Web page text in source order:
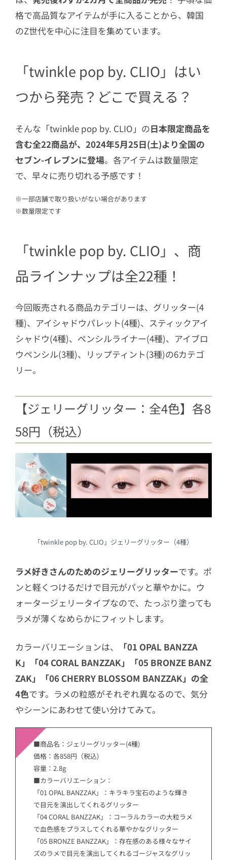
格で高品質なアイテムが手に入ることから、韓国
のZ世代を中心に注目を集めています。
「twinkle pop by. CLIO」はい
つから発売？どこで買える？
そんな「twinkle pop by. CLIO」の日本限定商品を
含む全22商品が、2024年5月25日(土)より全国の
セブン-イレブンに登場。各アイテムは数量限定
で、早々に売り切れる予感です！
※一部店舗で取り扱いがない場合があります
※数量限定です
「twinkle pop by. CLIO」、商
品ラインナップは全22種！
今回販売される商品カテゴリーは、グリッター(4
種)、アイシャドウパレット(4種)、スティックアイ
シャドウ(4種)、ペンシルライナー(4種)、アイブロ
ウペンシル(3種)、リップティント(3種)の6カテゴ
リー。
【ジェリーグリッター：全4色】各8
58円（税込）
「twinkle pop by. CLIO」ジェリーグリッター（4種）
ラメ好きさんのためのジェリーグリッターです。ポ
ンと軽くつけるだけで目元がパッと華やかに。ウ
ォータージェリータイプなので、たっぷり塗っても
ラメが薄くなめらかにフィットします。
カラーバリエーションは、
「01 OPAL BANZZA
K」「04 CORAL BANZZAK」「05 BRONZE BANZ
ZAK」「06 CHERRY BLOSSOM BANZZAK」の全
4色です。ラメの粒感がそれぞれ異なるので、気分
やシーンにあわせて使い分けてみて。
■商品名：ジェリーグリッター(4種)
価格：各858円（税込)
容量：2.8g
■カラーバリエーション：
「01 OPAL BANZZAK」：キラキラ宝石のような輝き
で目元を演出してくれるグリッター
「04 CORAL BANZZAK」：コーラルカラーの大粒ラメ
で血色感をプラスしてくれる華やかなグリッター
「05 BRONZE BANZZAK」：存在感のある様々なサイ
ズのラメで目元を演出してくれるゴージャスなグリッ